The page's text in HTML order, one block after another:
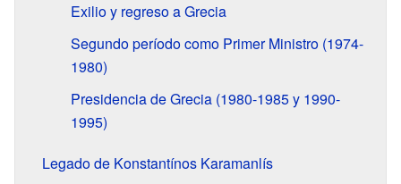
Exilio y regreso a Grecia
Segundo período como Primer Ministro (1974-
1980)
Presidencia de Grecia (1980-1985 y 1990-
1995)
Legado de Konstantínos Karamanlís